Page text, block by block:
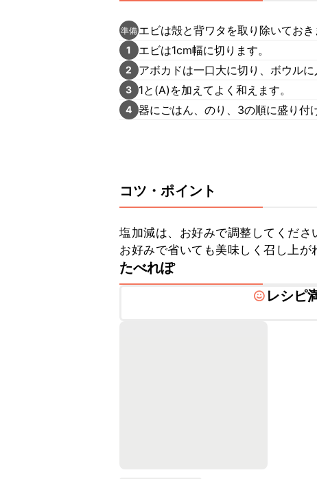
準備 エビは殻と背ワタを取り除いてお
1 エビは1cm幅に切ります。
2 アボカドは一口大に切り、ボウルに
3 1と(A)を加えてよく和えます。
4 器にごはん、のり、3の順に盛り付
コツ・ポイント
塩加減は、お好みで調整してくださ
お好みで省いても美味しく召し上が
たべれぽ
レシピ